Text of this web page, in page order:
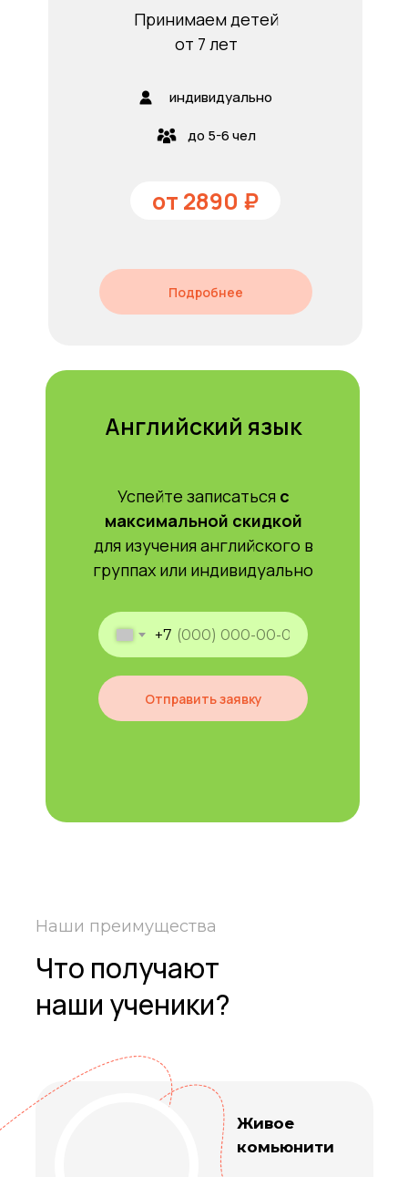
Принимаем детей
от 7 лет
Английский язык
Успейте записаться с
максимальной скидкой
для изучения английского в
группах или индивидуально
до 5-6 чел
индивидуально
Подробнее
+7
Отправить заявку
от 2890 ₽
Что получают
наши ученики?
Наши преимущества
Живое
комьюнити